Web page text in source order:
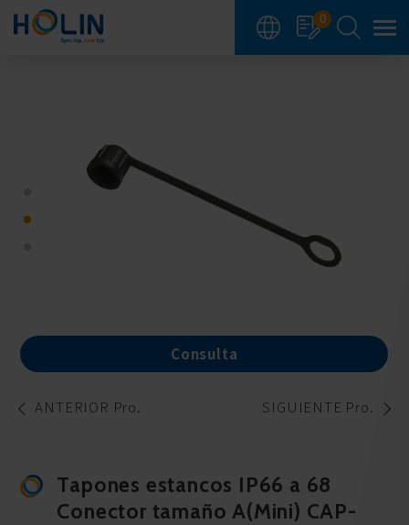
0
Consulta
ANTERIOR Pro. SIGUIENTE Pro.
Tapones estancos IP66 a 68
Conector tamaño A(Mini) CAP-
Panel de gestión de cookies